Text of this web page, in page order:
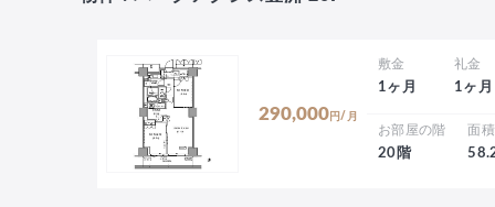
290,000 円/月
敷金
1ヶ月
礼金
1ヶ月
お部屋の階
20階
面積